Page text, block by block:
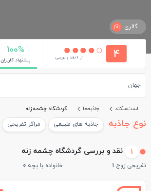
گالری
4 از 1 نقد و بررسی
100%
پیشنهاد کاربران
جهان
لست‌سکند جاذبه‌ها گردشگاه چشمه زنه
نوع جاذبه جاذبه های طبیعی مراکز تفریحی
1 نقد و بررسی گردشگاه چشمه زنه
تفریحی زوج 1 خانواده با بچه 0